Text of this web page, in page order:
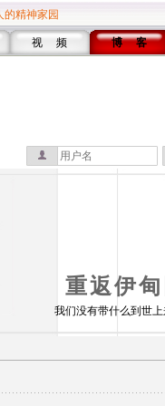
的精神家园
视 频 博 客
重返伊
我们没有带什么到世上